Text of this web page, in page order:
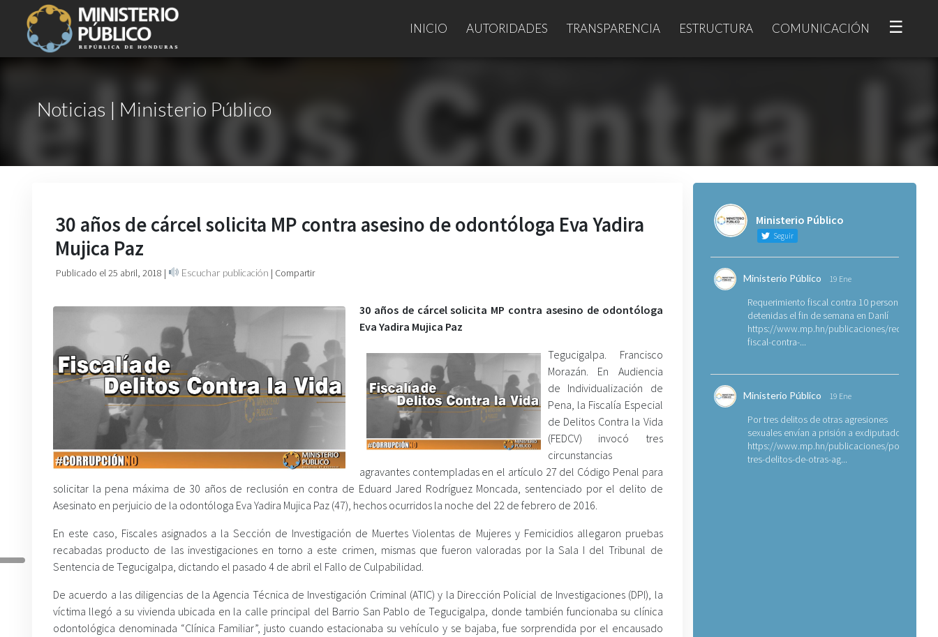
INICIO AUTORIDADES TRANSPARENCIA ESTRUCTURA COMUNICACIÓN ☰
Noticias | Ministerio Público
30 años de cárcel solicita MP contra asesino de odontóloga Eva Yadira
Mujica Paz
Publicado el 25 abril, 2018 | Escuchar publicación | Compartir
30 años de cárcel solicita MP contra asesino de odontóloga
Eva Yadira Mujica Paz
Tegucigalpa. Francisco
Morazán. En Audiencia
de Individualización de
Pena, la Fiscalía Especial
de Delitos Contra la Vida
(FEDCV) invocó tres
circunstancias
agravantes contempladas en el artículo 27 del Código Penal para
solicitar la pena máxima de 30 años de reclusión en contra de Eduard Jared Rodríguez Moncada, sentenciado por el delito de
Asesinato en perjuicio de la odontóloga Eva Yadira Mujica Paz (47), hechos ocurridos la noche del 22 de febrero de 2016.
En este caso, Fiscales asignados a la Sección de Investigación de Muertes Violentas de Mujeres y Femicidios allegaron pruebas
recabadas producto de las investigaciones en torno a este crimen, mismas que fueron valoradas por la Sala I del Tribunal de
Sentencia de Tegucigalpa, dictando el pasado 4 de abril el Fallo de Culpabilidad.
De acuerdo a las diligencias de la Agencia Técnica de Investigación Criminal (ATIC) y la Dirección Policial de Investigaciones (DPI), la
víctima llegó a su vivienda ubicada en la calle principal del Barrio San Pablo de Tegucigalpa, donde también funcionaba su clínica
odontológica denominada “Clínica Familiar”, justo cuando estacionaba su vehículo y se bajaba, fue sorprendida por el encausado
Ministerio Público
Seguir
Ministerio Público 19 Ene
Requerimiento fiscal contra 10 personas
detenidas el fin de semana en Danlí
https://www.mp.hn/publicaciones/
fiscal-contra-...
Ministerio Público 19 Ene
Por tres delitos de otras agresiones
sexuales envían a prisión a exdiputado
https://www.mp.hn/publicaciones/por-
tres-delitos-de-otras-ag...